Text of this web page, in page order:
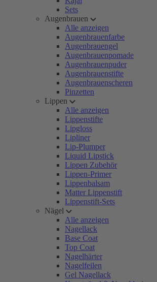
Sets
Augenbrauen
Alle anzeigen
Augenbrauenfarbe
Augenbrauengel
Augenbrauenpomade
Augenbrauenpuder
Augenbrauenstifte
Augenbrauenscheren
Pinzetten
Lippen
Alle anzeigen
Lippenstifte
Lipgloss
Lipliner
Lip-Plumper
Liquid Lipstick
Lippen Zubehör
Lippen-Primer
Lippenbalsam
Matter Lippenstift
Lippenstift-Sets
Nägel
Alle anzeigen
Nagellack
Base Coat
Top Coat
Nagelhärter
Nagelfeilen
Gel Nagellack